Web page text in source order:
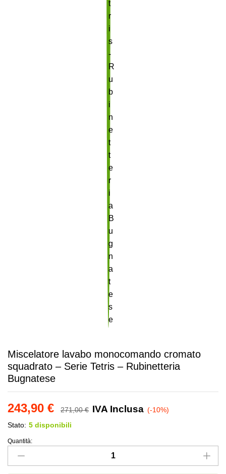
Miscelatore lavabo monocomando cromato
squadrato – Serie Tetris – Rubinetteria
Bugnatese
243,90 € 271,00€ IVA Inclusa (-10%)
Stato: 5 disponibili
Miscelatore
lavabo
Quantità: